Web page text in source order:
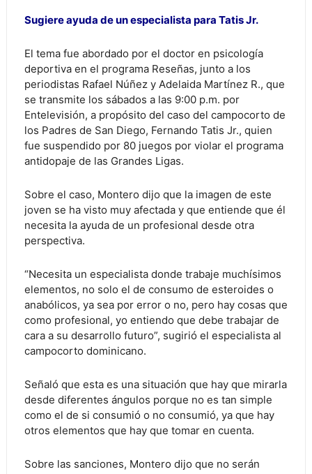
Sugiere ayuda de un especialista para Tatis Jr.
El tema fue abordado por el doctor en psicología
deportiva en el programa Reseñas, junto a los
periodistas Rafael Núñez y Adelaida Martínez R., que
se transmite los sábados a las 9:00 p.m. por
Entelevisión, a propósito del caso del campocorto de
los Padres de San Diego, Fernando Tatis Jr., quien
fue suspendido por 80 juegos por violar el programa
antidopaje de las Grandes Ligas.
Sobre el caso, Montero dijo que la imagen de este
joven se ha visto muy afectada y que entiende que él
necesita la ayuda de un profesional desde otra
perspectiva.
“Necesita un especialista donde trabaje muchísimos
elementos, no solo el de consumo de esteroides o
anabólicos, ya sea por error o no, pero hay cosas que
como profesional, yo entiendo que debe trabajar de
cara a su desarrollo futuro”, sugirió el especialista al
campocorto dominicano.
Señaló que esta es una situación que hay que mirarla
desde diferentes ángulos porque no es tan simple
como el de si consumió o no consumió, ya que hay
otros elementos que hay que tomar en cuenta.
Sobre las sanciones, Montero dijo que no serán